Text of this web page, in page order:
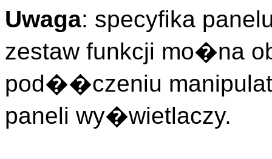
Uwaga: specyfika
zestaw funkcji mo�na
pod��czeniu
paneli wy�wietlaczy.